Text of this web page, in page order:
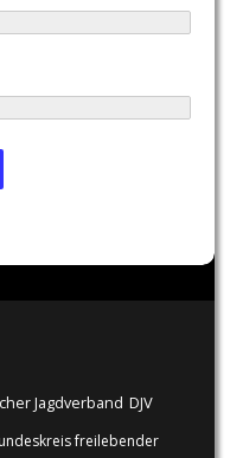
Jagdverband DJV
freilebender